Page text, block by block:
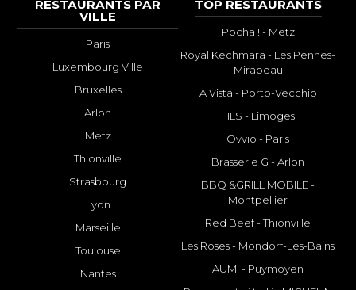
RESTAURANTS PAR
VILLE
Paris
Luxembourg Ville
Bruxelles
Arlon
Metz
Thionville
Strasbourg
Lyon
Marseille
Toulouse
Nantes
TOP RESTAURANTS
Pocha ! - Metz
Royal Kechmara - Les Pennes-
Mirabeau
A Vista - Porto-Vecchio
FILS - Limoges
Ovvio - Paris
Brasserie G - Arlon
BBQ &GRILL MOBILE -
Montpellier
Red Beef - Thionville
Les Roses - Mondorf-Les-Bains
AUMI - Puymoyen